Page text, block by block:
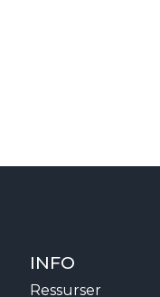
INFO
Ressurser